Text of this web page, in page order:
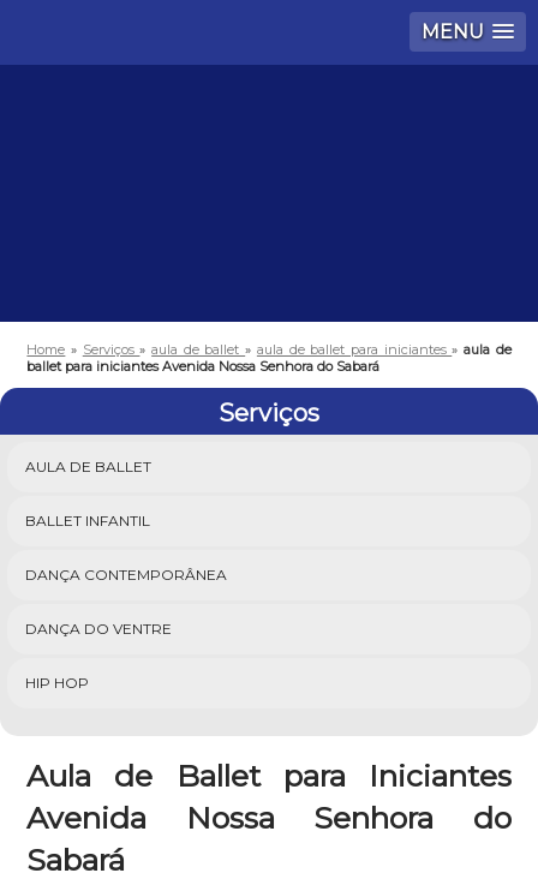
MENU
Home » Serviços»aula de ballet» aula de ballet para iniciantes» aula de
ballet para iniciantes Avenida Nossa Senhora do Sabará
Serviços
AULA DE BALLET
BALLET INFANTIL
DANÇA CONTEMPORÂNEA
DANÇA DO VENTRE
HIP HOP
Aula de Ballet para Iniciantes
Avenida Nossa Senhora do
Sabará